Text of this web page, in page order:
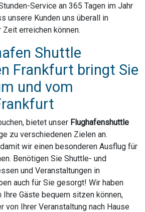
Service an 365 Tagen im Jahr
unsere Kunden uns überall in
erreichen können.
Shuttle
Frankfurt bringt Sie
und vom
bietet unser Flughafenshuttle
zu verschiedenen Zielen an.
wir einen besonderen Ausflug für
Benötigen Sie Shuttle- und
und Veranstaltungen in
auch für Sie gesorgt! Wir haben
Ihre Gäste bequem sitzen können,
von Ihrer Veranstaltung nach Hause